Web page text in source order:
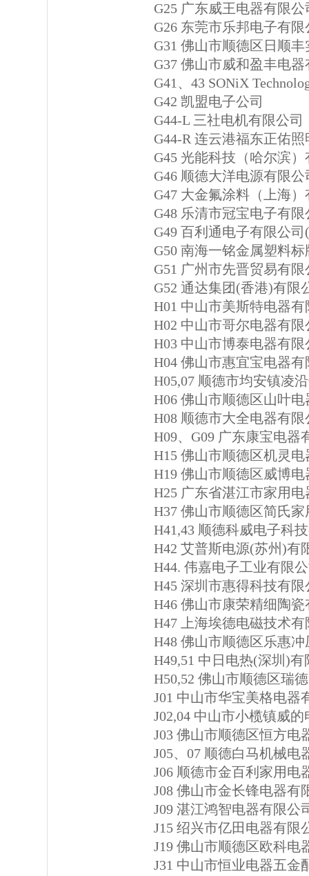
G25 广东威王电器有限公
G26 东莞市乐邦电子有限
G31 佛山市顺德区日顺
G37 佛山市威和盈丰电
G41、43 SONiX
G42 凯盟电子公司
G44-L 三社电机有限公司
G44-R 连云港福东正佑
G45 光能科技（哈尔滨
G46 顺德大洋电源有限公
G47 大金氟涂料（上海
G48 乐清市冠宝电子有限
G49 百利通电子有限公
G50 南海一铭金属塑料
G51 广州市先晋贸易有限
G52 通达集团(香港)有限
H01 中山市美斯特电器有
H02 中山市哥尔电器有限
H03 中山市博泰电器有限
H04 佛山市惠宜宝电器有
H05,07 顺德市均安镇凌
H06 佛山市顺德区山叶
H08 顺德市大全电器有限
H09、G09 广东康宝电器
H15 佛山市顺德区机灵
H19 佛山市顺德区威博
H25 广东省湛江市家用
H37 佛山市顺德区简氏
H41,43 顺德科威电子科
H42 艾普斯电源(苏州)有
H44. 伟嘉电子工业有限
H45 深圳市惠得科技有限
H46 佛山市康荣精细陶
H47 上海埃德电磁技术有
H48 佛山市顺德区乐惠
H49,51 中日电热(深圳)有
H50,52 佛山市顺德区瑞
J01 中山市华宝美格电器
J02,04 中山市小榄镇威
J03 佛山市顺德区恒方电
J05、07 顺德白马机械电
J06 顺德市金百利家用电
J08 佛山市金长锋电器有
J09 湛江鸿智电器有限公
J15 绍兴市亿田电器有限
J19 佛山市顺德区欧科电
J31 中山市恒业电器五金